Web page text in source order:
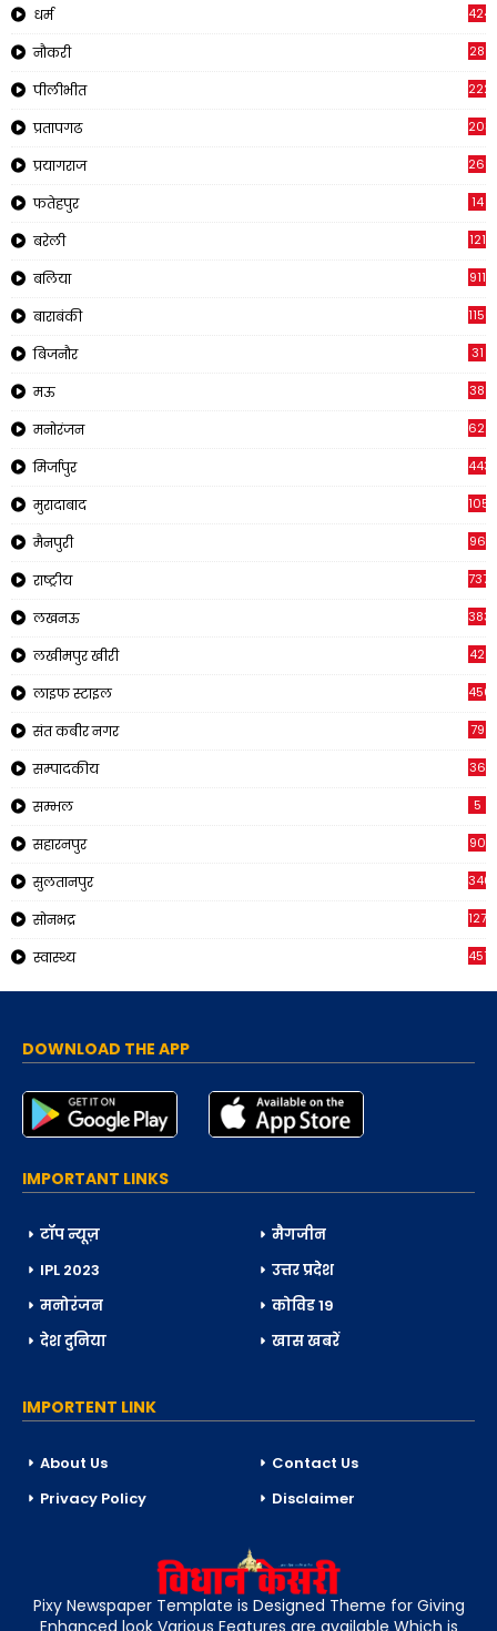
धर्म 424
नौकरी 28
पीलीभीत
प्रतापगढ
प्रयागराज 269
फतेहपुर 14
बरेली 121
बलिया 911
बाराबंकी 1150
बिजनौर 31
मऊ 38
मनोरंजन 622
मिर्जापुर 443
मुरादाबाद 1057
मैनपुरी 96
राष्ट्रीय 7376
लखनऊ
लखीमपुर खीरी 42
लाइफ स्टाइल 456
संत कबीर नगर 79
सम्पादकीय 36
सम्भल 5
सहारनपुर 90
सुलतानपुर 340
सोनभद्र 1271
स्वास्थ्य 451
DOWNLOAD THE APP
IMPORTANT LINKS
टॉप न्यूज़
मैगजीन
IPL 2023
उत्तर प्रदेश
मनोरंजन
कोविड 19
देश दुनिया
खास खबरें
IMPORTENT LINK
About Us
Contact Us
Privacy Policy
Disclaimer
Pixy Newspaper Template is Designed Theme for Giving